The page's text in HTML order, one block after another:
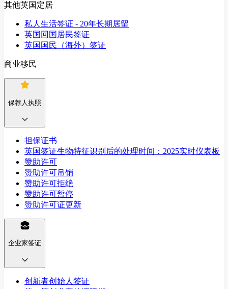
其他英国定居
私人生活签证 - 20年长期居留
英国回国居民签证
英国国民（海外）签证
商业移民
保荐人执照
担保证书
英国签证生物特征识别后的处理时间：2025实时仪表板
赞助许可
赞助许可吊销
赞助许可拒绝
赞助许可暂停
赞助许可证更新
企业家签证
创新者创始人签证